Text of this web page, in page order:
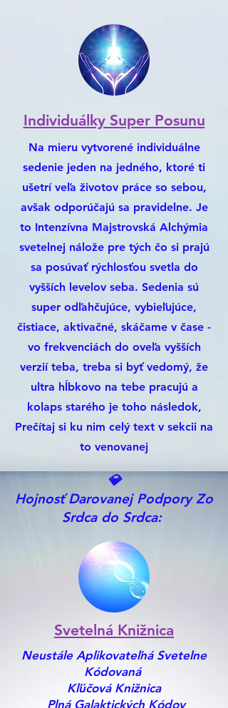
Individuálky Super Posunu
Na mieru vytvorené individuálne
sedenie jeden na jedného, ktoré ti
ušetrí veľa životov práce so sebou,
avšak odporúčajú sa pravidelne. Je
to Intenzívna Majstrovská Alchýmia
svetelnej nálože pre tých čo si prajú
sa posúvať rýchlosťou svetla do
vyšších levelov seba. Sedenia sú
super odľahčujúce, vybieľujúce,
čistiace, aktivačné, skáčame v čase -
vo frekvenciách do oveľa vyšších
verzií teba, treba si byť vedomý, že
ultra hĺbkovo na tebe pracujú a
kolaps starého je toho následok,
Prečítaj si ku nim celý text v sekcii na
to venovanej
💎
Hojnosť Darovanej Podpory Zo
Srdca do Srdca:
Svetelná Knižnica
Neustále Aplikovateľná Svetelne
Kódovaná
Kľúčová Knižnica
Plná Galaktických Kódov